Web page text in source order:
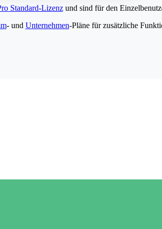
Standard-Lizenzund sind für den
- und Unternehmen-Pläne für zusätzliche